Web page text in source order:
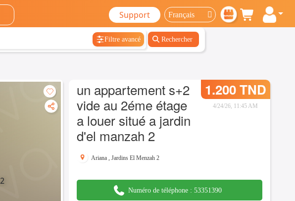
Support
Filtre avancé Rechercher
un appartement s+2
vide au 2éme étage
a louer situé a jardin
d'el manzah 2
1.200 TND
4/24/26, 11:45 AM
Ariana ,Jardins El Menzah 2
Numéro de téléphone : 53351390